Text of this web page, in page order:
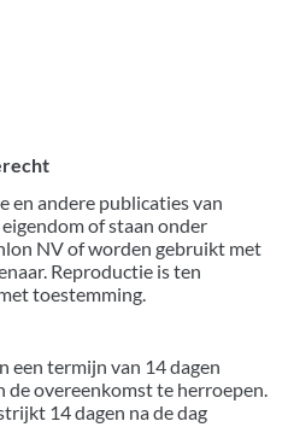
en andere publicaties van
of staan onder
NV of worden gebruikt met
Reproductie is ten
toestemming.
een termijn van 14 dagen
de overeenkomst te herroepen.
14 dagen na de dag